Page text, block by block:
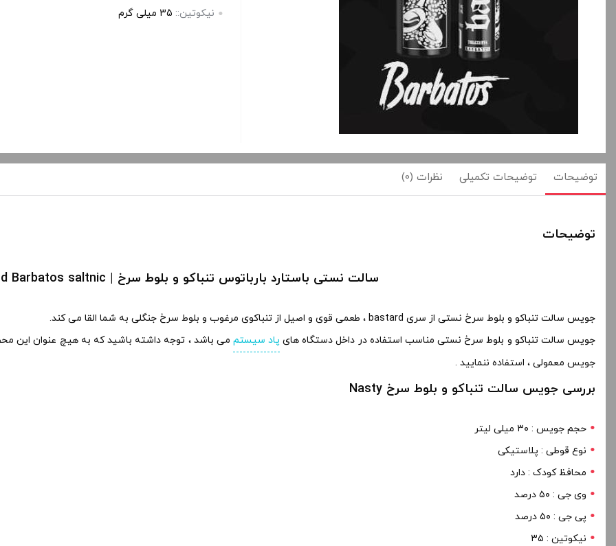
تمامی قیمت ها بروز هستند.
-
افزودن به سبد خرید
کپ
ی
تمامی قیمت ها بروز هستند.
+
ی
تمامی قیمت ها بروز هستند.
ی
نیکوتین:: 35 میلی‌ گرم
توضیحات توضیحات تکمیلی نظرات (0)
توضیحات
سالت نستی باستارد بارباتوس تنباکو و بلوط سرخ | Nasty Bastard Barbatos saltnic
جویس سالت تنباکو و بلوط سرخ نستی از سری bastard ، طعمی قوی و اصیل از تنباکوی مرغوب و بلوط سرخ جنگلی به شما القا می کند.
جویس سالت تنباکو و بلوط سرخ نستی مناسب استفاده در داخل دستگاه های پاد سیستم می باشد ، توجه داشته باشید که به هیچ عنوان این
جویس معمولی ، استفاده ننمایید .
بررسی جویس سالت تنباکو و بلوط سرخ Nasty
حجم جویس : ۳۰ میلی لیتر
نوع قوطی : پلاستیکی
محافظ کودک : دارد
وی جی : ۵۰ درصد
پی جی : ۵۰ درصد
نیکوتین : ۳۵